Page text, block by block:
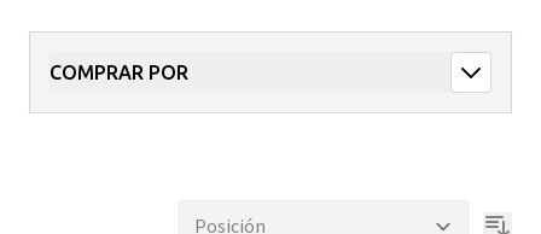
COMPRAR POR